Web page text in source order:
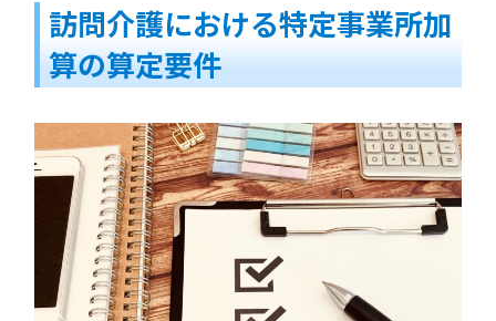
訪問介護における特定事業所加
算の算定要件